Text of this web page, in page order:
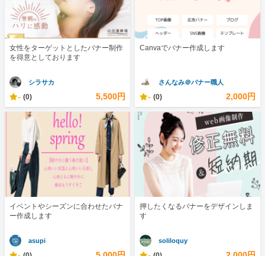
女性をターゲットとしたバナー制作
を得意としております
シラサカ
- (0) 5,500円
Canvaでバナー作成します
さんなみ＠バナー職人
- (0) 2,000円
イベントやシーズンに合わせたバナ
ー作成します
asupi
押したくなるバナーをデザインしま
す
soliloquy